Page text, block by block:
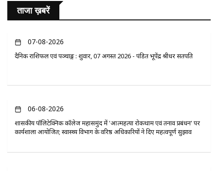
ताजा ख़बरें
07-08-2026
दैनिक राशिफल एवं पञ्चाङ्ग : शुक्रवार, 07 अगस्त 2026 - पंडित भूपेंद्र श्रीधर सतपति
06-08-2026
​शासकीय पॉलिटेक्निक कॉलेज महासमुंद में 'आत्महत्या रोकथाम एवं तनाव प्रबंधन' पर
कार्यशाला आयोजित; स्वास्थ्य विभाग के वरिष्ठ अधिकारियों ने दिए महत्वपूर्ण सुझाव